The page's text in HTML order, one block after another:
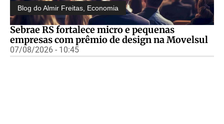
Blog do Almir Freitas Economia
Sebrae RS fortalece micro e pequenas
empresas com prêmio de design na Movelsul
07/08/2026 - 10:45